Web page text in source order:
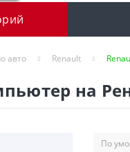
авто Renault
на